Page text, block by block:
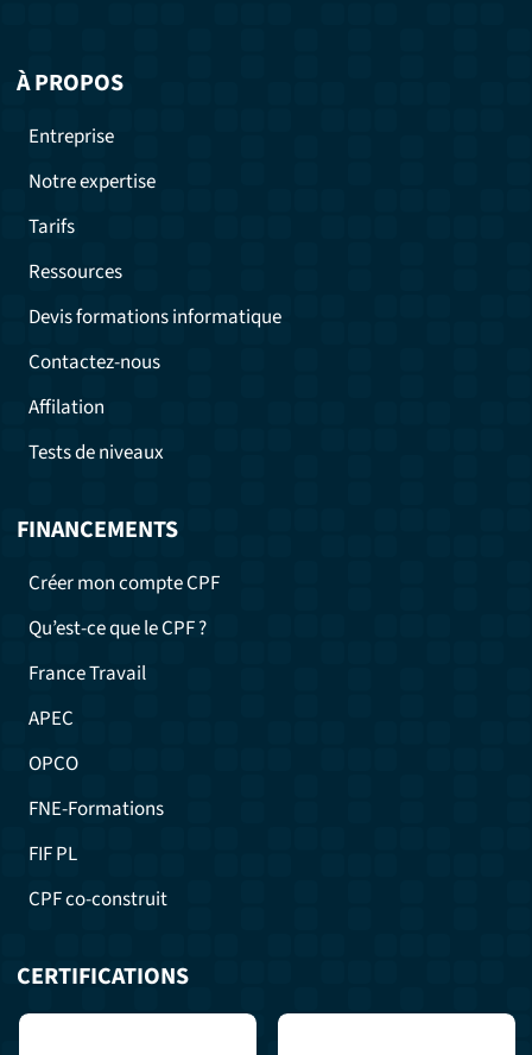
À PROPOS
Entreprise
Notre expertise
Tarifs
Ressources
Devis formations informatique
Contactez-nous
Affilation
Tests de niveaux
CERTIFICATIONS
FINANCEMENTS
Créer mon compte CPF
Qu’est-ce que le CPF ?
France Travail
APEC
OPCO
FNE-Formations
FIF PL
CPF co-construit